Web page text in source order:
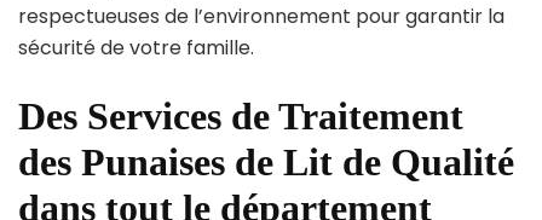
respectueuses de l’environnement pour garantir la
sécurité de votre famille.
Des Services de Traitement
des Punaises de Lit de Qualité
dans tout le département